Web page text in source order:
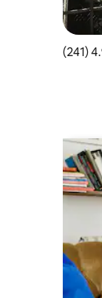
4.91 מתוך 5, 241 ביקורות